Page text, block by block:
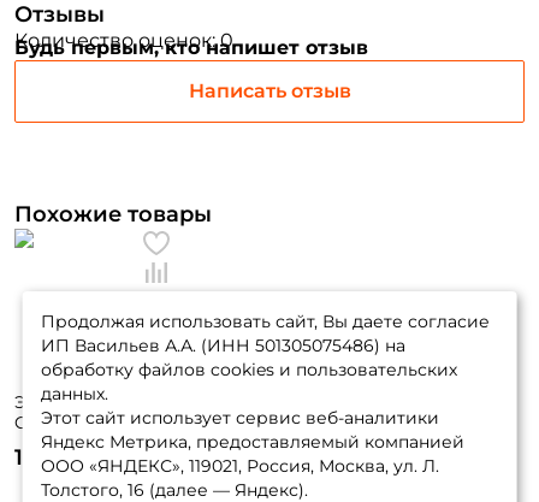
Отзывы
Количество оценок: 0
Будь первым, кто напишет отзыв
Написать отзыв
Похожие товары
Экстрактор Feeder
Concept Art.
тюльпан FC9832
105 ₽
Продолжая использовать сайт, Вы даете согласие
ИП Васильев А.А. (ИНН 501305075486) на
обработку файлов cookies и пользовательских
данных.
Этот сайт использует сервис веб-аналитики
Яндекс Метрика, предоставляемый компанией
ООО «ЯНДЕКС», 119021, Россия, Москва, ул. Л.
Толстого, 16 (далее — Яндекс).
Повторите пароль: *
Заполняя данную форму вы соглашаетесь на обработку
У меня уже есть аккаунт